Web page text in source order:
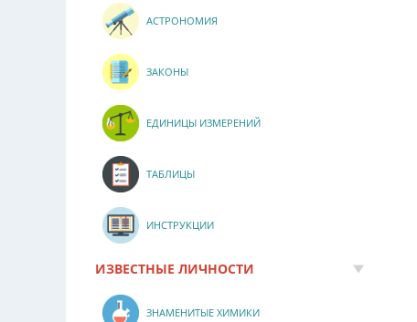
АСТРОНОМИЯ
ЗАКОНЫ
ЕДИНИЦЫ ИЗМЕРЕНИЙ
ТАБЛИЦЫ
ИНСТРУКЦИИ
ИЗВЕСТНЫЕ ЛИЧНОСТИ
ЗНАМЕНИТЫЕ ХИМИКИ